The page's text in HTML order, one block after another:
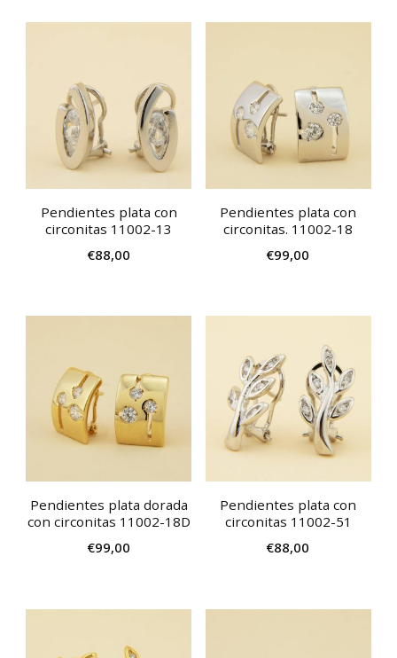
Pendientes plata con
circonitas 11002-13
€88,00
Pendientes plata con
circonitas. 11002-18
€99,00
Pendientes plata dorada
con circonitas 11002-18D
€99,00
Pendientes plata con
circonitas 11002-51
€88,00